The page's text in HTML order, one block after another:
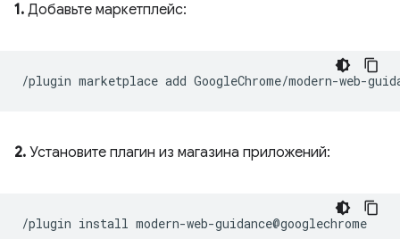
1. Добавьте маркетплейс:
2. Установите плагин из магазина приложений: